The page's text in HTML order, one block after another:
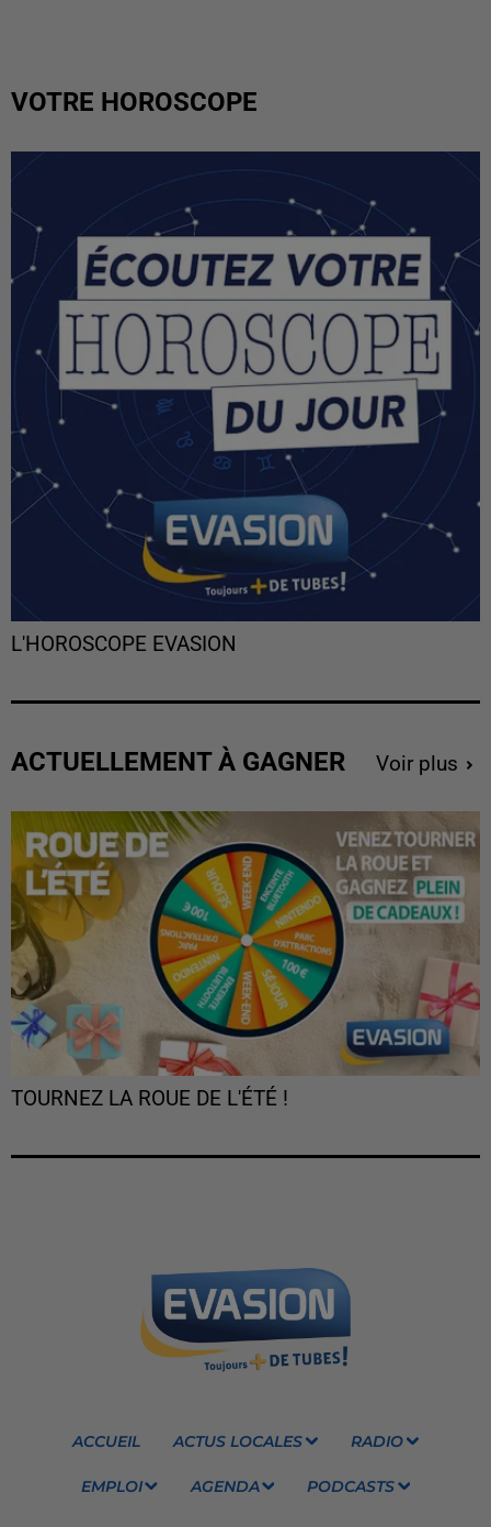
VOTRE HOROSCOPE
L'HOROSCOPE EVASION
ACTUELLEMENT À GAGNER Voir plus
TOURNEZ LA ROUE DE L'ÉTÉ !
ACCUEIL ACTUS LOCALES RADIO
EMPLOI AGENDA PODCASTS